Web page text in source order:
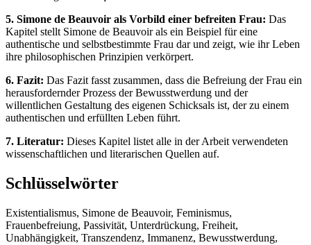
5. Simone de Beauvoir als Vorbild einer befreiten Frau: Das
Kapitel stellt Simone de Beauvoir als ein Beispiel für eine
authentische und selbstbestimmte Frau dar und zeigt, wie ihr Leben
ihre philosophischen Prinzipien verkörpert.
6. Fazit: Das Fazit fasst zusammen, dass die Befreiung der Frau ein
herausfordernder Prozess der Bewusstwerdung und der
willentlichen Gestaltung des eigenen Schicksals ist, der zu einem
authentischen und erfüllten Leben führt.
7. Literatur: Dieses Kapitel listet alle in der Arbeit verwendeten
wissenschaftlichen und literarischen Quellen auf.
Schlüsselwörter
Existentialismus, Simone de Beauvoir, Feminismus,
Frauenbefreiung, Passivität, Unterdrückung, Freiheit,
Unabhängigkeit, Transzendenz, Immanenz, Bewusstwerdung,